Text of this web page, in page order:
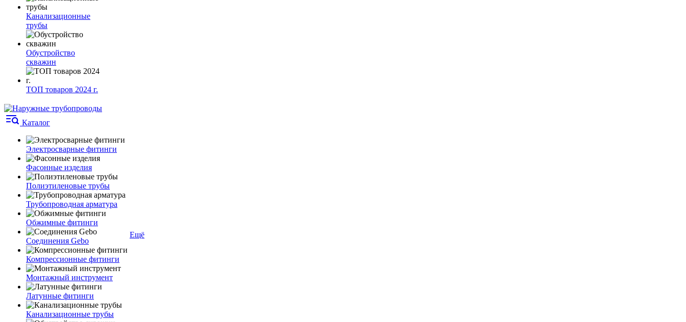
Канализационные
трубы
Обустройство
скважин
ТОП товаров 2024 г.
Каталог
Электросварные фитинги
Фасонные изделия
Полиэтиленовые трубы
Трубопроводная арматура
Обжимные фитинги
Соединения Gebo
Компрессионные фитинги
Монтажный инструмент
Латунные фитинги
Канализационные трубы
Ещё